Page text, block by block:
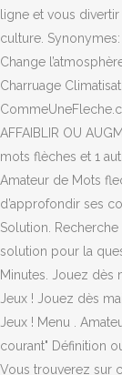
ligne et vous
culture.
Change
Charruage
AFFAIBLIR OU
mots flèches et 1
Amateur de Mots
d’approfondir ses
Solution.
solution pour la
Minutes. Jouez dès
Jeux ! Jouez dès
Jeux ! Menu .
courant" Définition
Vous trouverez sur